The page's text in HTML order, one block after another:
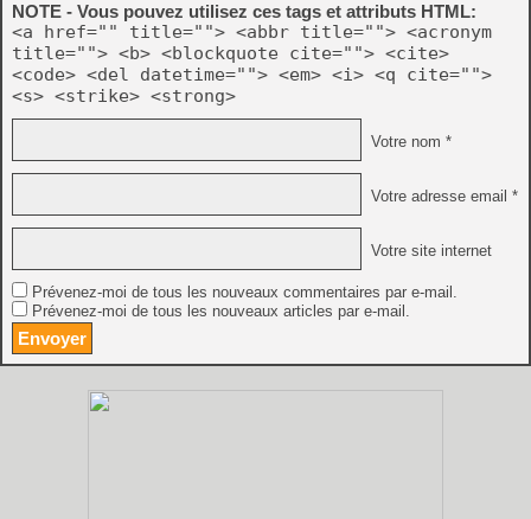
NOTE - Vous pouvez utilisez ces tags et attributs HTML:
<a href="" title=""> <abbr title=""> <acronym
title=""> <b> <blockquote cite=""> <cite>
<code> <del datetime=""> <em> <i> <q cite="">
<s> <strike> <strong>
Votre nom *
Votre adresse email *
Votre site internet
Prévenez-moi de tous les nouveaux commentaires par e-mail.
Prévenez-moi de tous les nouveaux articles par e-mail.